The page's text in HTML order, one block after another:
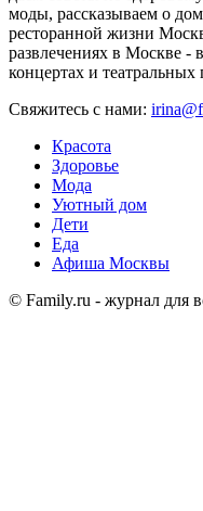
моды, рассказываем о
ресторанной жизни
развлечениях в Москве -
концертах и театральных
Свяжитесь с нами:
Красота
Здоровье
Мода
Уютный дом
Дети
Еда
Афиша Москвы
© Family.ru - журнал для